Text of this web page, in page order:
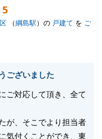
5
（綱島駅）の 戸建て を ご
ございました
ご対応して頂き、全て
が、そこでより担当者
気付くことができ、東